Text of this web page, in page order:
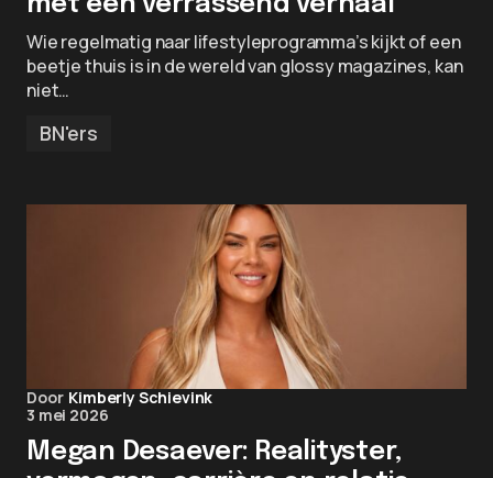
Wie regelmatig naar lifestyleprogramma’s kijkt of een
beetje thuis is in de wereld van glossy magazines, kan
niet…
BN'ers
Door Kimberly Schievink
3 mei 2026
Megan Desaever: Realityster,